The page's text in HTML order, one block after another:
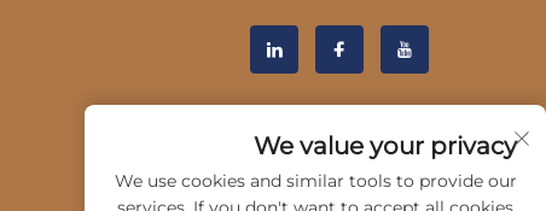
We value your privacy
We use cookies and similar tools to provide our